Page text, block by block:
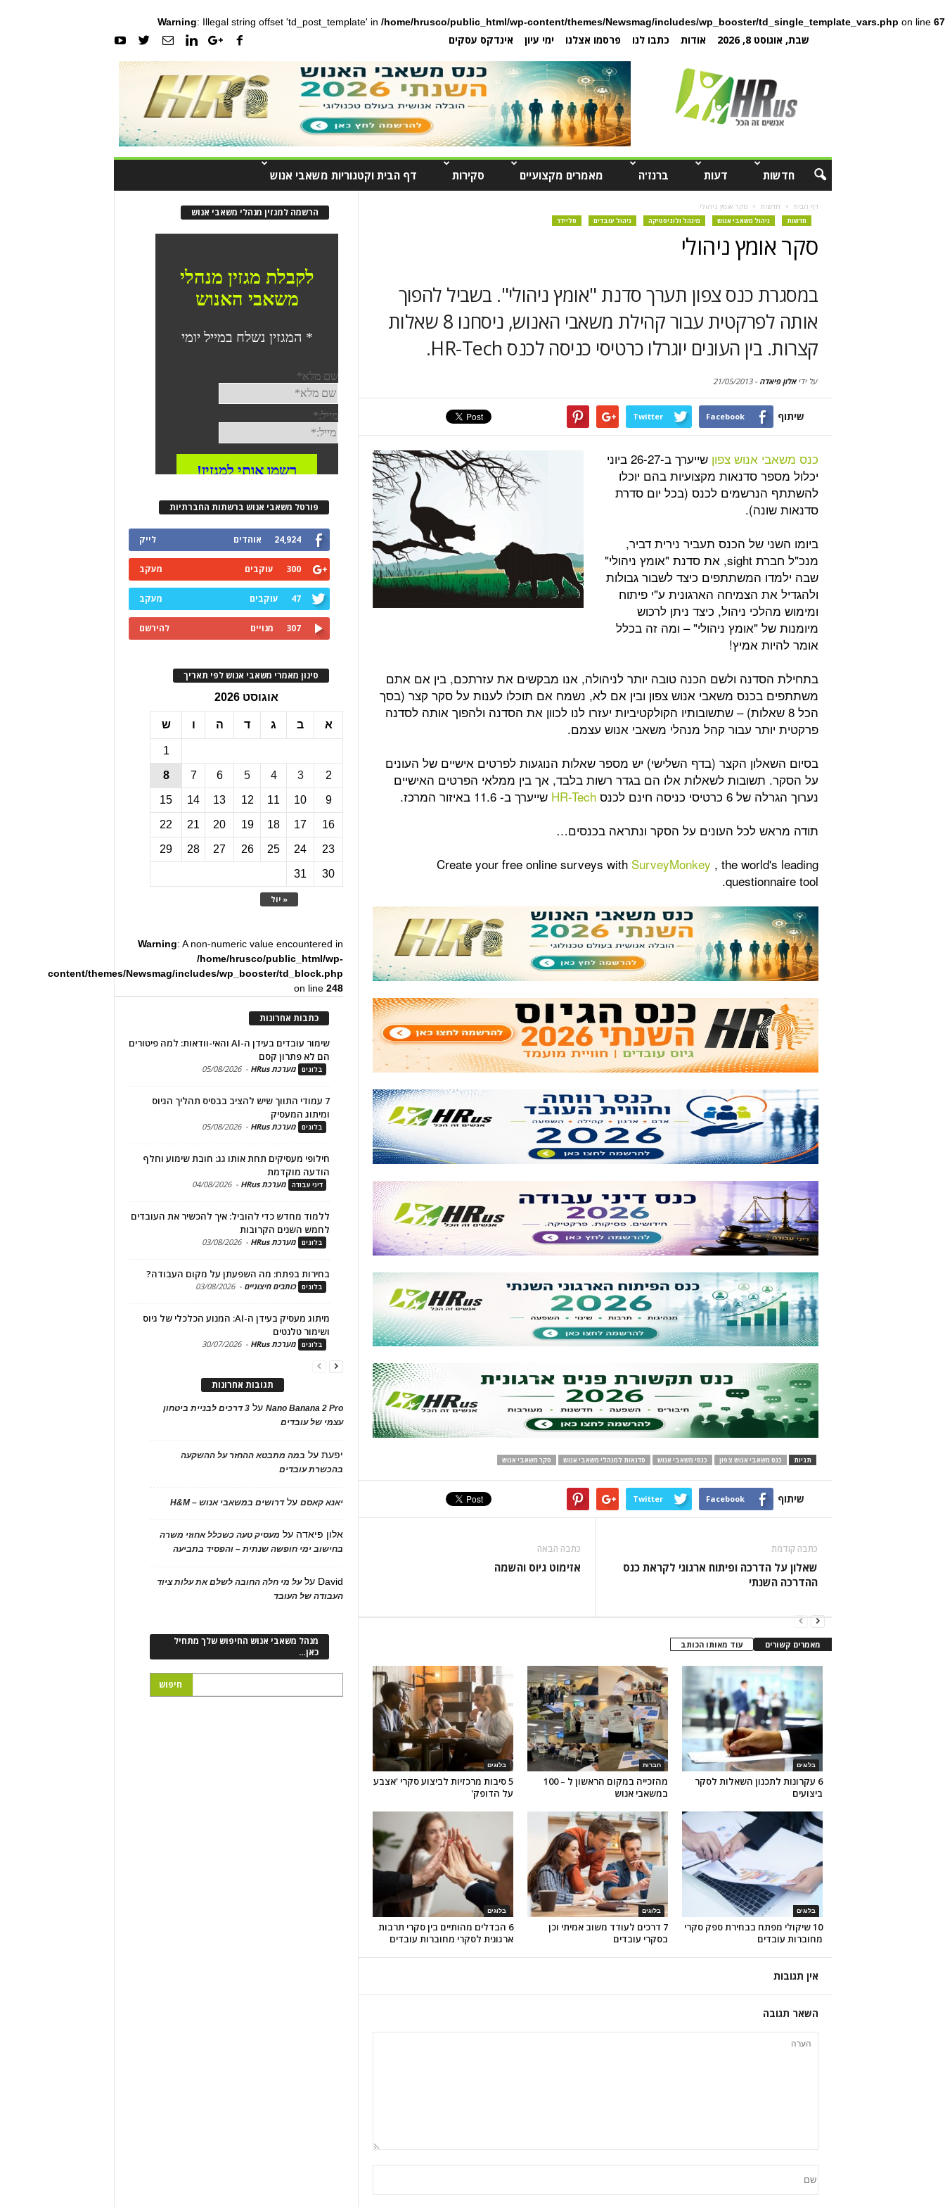
Warning: Illegal string offset 'td_post_template' in /home/hrusco/public_html/wp-content/themes/Newsmag/includes/wp_booster/td_single_template_vars.php on line 67
שבת, אוגוסט 8, 2026 אודות כתבו לנו פרסמו אצלנו ימי עיון אינדקס עסקים
חדשות דעות ברנז'ה מאמרים מקצועיים סקירות דף הבית וקטגוריות משאבי אנוש
דף הבית חדשות סקר אומץ ניהולי
חדשות ניהול משאבי אנוש מינהל ולוגיסטיקה ניהול עובדים סליידר
סקר אומץ ניהולי
במסגרת כנס צפון תערך סדנת "אומץ ניהולי". בשביל להפוך
אותה לפרקטית עבור קהילת משאבי האנוש, ניסחנו 8 שאלות
קצרות. בין העונים יוגרלו כרטיסי כניסה לכנס HR-Tech.
על ידיאלון פיאדה -
21/05/2013
שיתוף Facebook
Twitter
כנס משאבי אנוש צפון
שייערך ב-26-27 ביוני
יכלול מספר סדנאות מקצועיות בהם יוכלו
להשתתף הנרשמים לכנס (בכל יום סדרת
סדנאות שונה).
ביומו השני של הכנס תעביר נירית דביר,
מנכ"ל חברת sight, את סדנת "אומץ ניהולי"
שבה ילמדו המשתתפים כיצד לשבור גבולות
ולהגדיל את הצמיחה הארגונית ע"י פיתוח
ומימוש מהלכי ניהול, כיצד ניתן לרכוש
מיומנות של "אומץ ניהולי" – ומה זה בכלל
אומר להיות אמיץ!
בתחילת הסדנה ולשם הכנה טובה יותר לניהולה, אנו מבקשים את עזרתכם, בין אם אתם
משתתפים בכנס משאבי אנוש צפון ובין אם לא, נשמח אם תוכלו לענות על סקר קצר (בסך
הכל 8 שאלות) – שתשובותיו הקולקטיביות יעזרו לנו לכוון את הסדנה ולהפוך אותה לסדנה
פרקטית יותר עבור קהל מנהלי משאבי אנוש עצמם.
בסיום השאלון הקצר (בדף השלישי) יש מספר שאלות הנוגעות לפרטים אישיים של העונים
על הסקר. תשובות לשאלות אלו הם בגדר רשות בלבד, אך בין ממלאי הפרטים האישיים
נערוך הגרלה של 6 כרטיסי כניסה חינם לכנס
HR-Tech שייערך ב- 11.6 באיזור המרכז.
תודה מראש לכל העונים על הסקר ונתראה בכנסים…
Create your free online surveys with SurveyMonkey , the world's leading
questionnaire tool.
תגיות כנס משאבי אנוש צפון כנסי משאבי אנוש סדנאות למנהלי משאבי אנוש סקר משאבי אנוש
שיתוף Facebook
Twitter
כתבה קודמת
שאלון על הדרכה ופיתוח ארגוני לקראת כנס
ההדרכה השנתי
כתבה הבאה
אזימוט גיוס והשמה
מאמרים קשורים עוד מאותו הכותב
בלוגים
5 סיבות מרכזיות לביצוע סקרי 'אצבע
על הדופק'
חברות
מהזכייה במקום הראשון ל – 100
במשאבי אנוש
בלוגים
6 עקרונות לתכנון השאלות לסקר
ביצועים
בלוגים
6 הבדלים מהותיים בין סקרי תרבות
ארגונית לסקרי מחוברות עובדים
בלוגים
7 דרכים לעודד משוב אמיתי וכן
בסקרי עובדים
בלוגים
10 שיקולי מפתח בבחירת ספק סקרי
מחוברות עובדים
אין תגובות
השאר תגובה
הרשמה למגזין מנהלי משאבי אנוש
פורטל משאבי אנוש ברשתות החברתיות
24,924 אוהדים לייק
300 עוקבים מעקב
47 עוקבים מעקב
307 מנויים להירשם
סינון מאמרי משאבי אנוש לפי תאריך
אוגוסט 2026
א ב ג ד ה ו ש
« יול
1
2
3
4
5
6
7
8
9
10
11
12
13
14
15
16
17
18
19
20
21
22
23
24
25
26
27
28
29
30
31
Warning: A non-numeric value encountered in
/home/hrusco/public_html/wp-
content/themes/Newsmag/includes/wp_booster/td_block.php
on line248
כתבות אחרונות
שימור עובדים בעידן ה-AI והאי-וודאות: למה פיטורים
הם לא פתרון קסם
בלוגים מערכת HRus -
05/08/2026
7 עמודי התווך שיש להציב בבסיס תהליך הגיוס
ומיתוג המעסיק
בלוגים מערכת HRus -
05/08/2026
חילופי מעסיקים תחת אותו גג: חובת שימוע וחלף
הודעה מוקדמת
דיני עבודה מערכת HRus -
04/08/2026
ללמוד מחדש כדי להוביל: איך להכשיר את העובדים
לחמש השנים הקרובות
בלוגים מערכת HRus -
03/08/2026
בחירות בפתח: מה השפעתן על מקום העבודה?
בלוגים כותבים חיצוניים -
03/08/2026
מיתוג מעסיק בעידן ה-AI: המנוע הכלכלי של גיוס
ושימור טלנטים
בלוגים מערכת HRus -
30/07/2026
תגובות אחרונות
Nano Banana 2 Proעל 3 דרכים לבניית ביטחון
עצמי של עובדים
יפעתעל במה מתבטא ההחזר על ההשקעה
בהכשרת עובדים
יאנא קאסםעלדרושים במשאבי אנוש – H&M
אלון פיאדה על מעסיק טעה כשכלל אחוזי משרה
בחישוב ימי חופשה שנתית – והפסיד בתביעה
David עלעל מי חלה החובה לשלם את עלות ציוד
העבודה של העובד
מנהל משאבי אנוש החיפוש שלך מתחיל
כאן…